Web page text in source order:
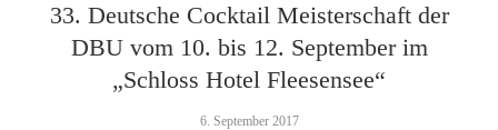
33. Deutsche Cocktail Meisterschaft der
DBU vom 10. bis 12. September im
„Schloss Hotel Fleesensee“
6. September 2017